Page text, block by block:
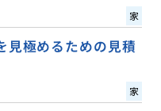
家
見極めるための見積
家